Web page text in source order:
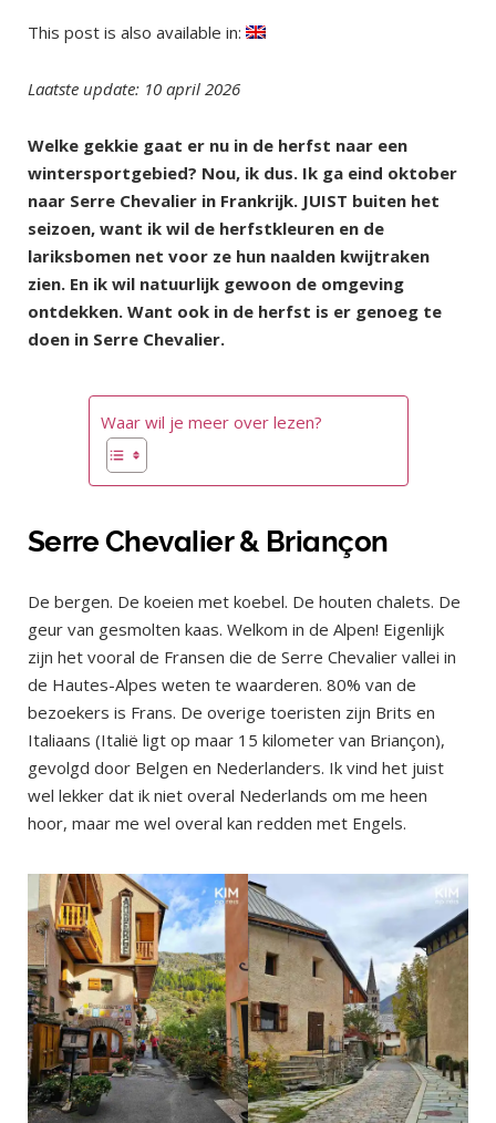
This post is also available in:
Laatste update: 10 april 2026
Welke gekkie gaat er nu in de herfst naar een
wintersportgebied? Nou, ik dus. Ik ga eind oktober
naar Serre Chevalier in Frankrijk. JUIST buiten het
seizoen, want ik wil de herfstkleuren en de
lariksbomen net voor ze hun naalden kwijtraken
zien. En ik wil natuurlijk gewoon de omgeving
ontdekken. Want ook in de herfst is er genoeg te
doen in Serre Chevalier.
Waar wil je meer over lezen?
Serre Chevalier & Briançon
De bergen. De koeien met koebel. De houten chalets. De
geur van gesmolten kaas. Welkom in de Alpen! Eigenlijk
zijn het vooral de Fransen die de Serre Chevalier vallei in
de Hautes-Alpes weten te waarderen. 80% van de
bezoekers is Frans. De overige toeristen zijn Brits en
Italiaans (Italië ligt op maar 15 kilometer van Briançon),
gevolgd door Belgen en Nederlanders. Ik vind het juist
wel lekker dat ik niet overal Nederlands om me heen
hoor, maar me wel overal kan redden met Engels.